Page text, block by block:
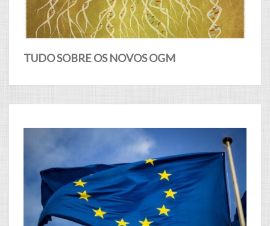
TUDO SOBRE OS NOVOS OGM